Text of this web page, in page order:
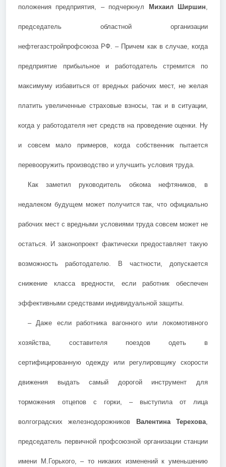
положения предприятия, – подчеркнул Михаил Ширшин,
председатель областной организации
нефтегазстройпрофсоюза РФ. – Причем как в случае, когда
предприятие прибыльное и работодатель стремится по
максимуму избавиться от вредных рабочих мест, не желая
платить увеличенные страховые взносы, так и в ситуации,
когда у работодателя нет средств на проведение оценки. Ну
и совсем мало примеров, когда собственник пытается
перевооружить производство и улучшить условия труда.
Как заметил руководитель обкома нефтяников, в
недалеком будущем может получится так, что официально
рабочих мест с вредными условиями труда совсем может не
остаться. И законопроект фактически предоставляет такую
возможность работодателю. В частности, допускается
снижение класса вредности, если работник обеспечен
эффективными средствами индивидуальной защиты.
– Даже если работника вагонного или локомотивного
хозяйства, составителя поездов одеть в
сертифицированную одежду или регулировщику скорости
движения выдать самый дорогой инструмент для
торможения отцепов с горки, – выступила от лица
волгоградских железнодорожников Валентина Терехова,
председатель первичной профсоюзной организации станции
имени М.Горького, – то никаких изменений к уменьшению